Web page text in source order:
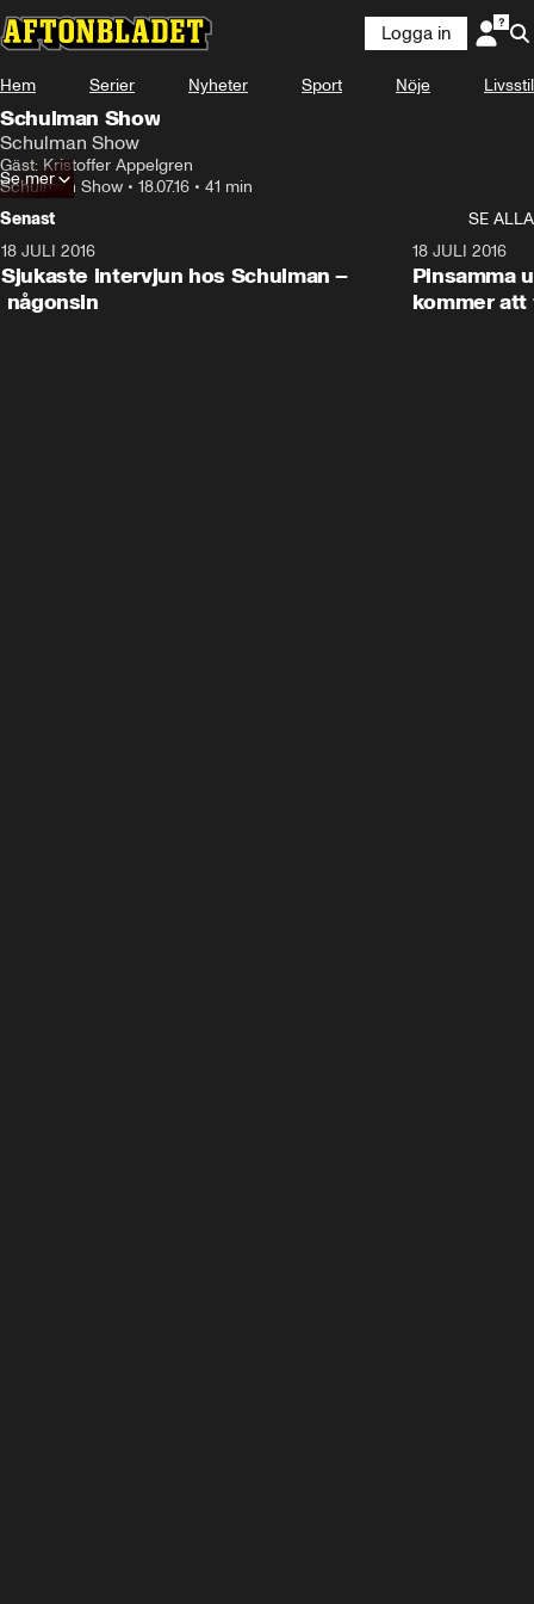
Logga in
Hem Serier Nyheter Sport Nöje Livsstil
Schulman Show
Schulman Show
Gäst: Kristoffer Appelgren
Schulman Show • 18.07.16 • 41 min
Se mer
Senast
SE ALLA
18 JULI 2016
Sjukaste intervjun hos Schulman –
någonsin
18 JULI 2016
Pinsamma
kommer att